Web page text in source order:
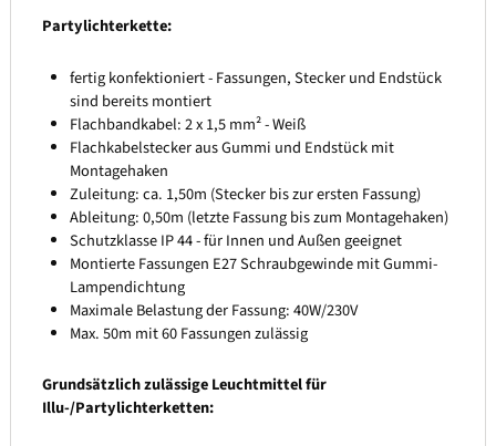
Partylichterkette:
fertig konfektioniert - Fassungen, Stecker und Endstück
sind bereits montiert
Flachbandkabel: 2 x 1,5 mm² - Weiß
Flachkabelstecker aus Gummi und Endstück mit
Montagehaken
Zuleitung: ca. 1,50m (Stecker bis zur ersten Fassung)
Ableitung: 0,50m (letzte Fassung bis zum Montagehaken)
Schutzklasse IP 44 - für Innen und Außen geeignet
Montierte Fassungen E27 Schraubgewinde mit Gummi-
Lampendichtung
Maximale Belastung der Fassung: 40W/230V
Max. 50m mit 60 Fassungen zulässig
Grundsätzlich zulässige Leuchtmittel für
Illu-/Partylichterketten: